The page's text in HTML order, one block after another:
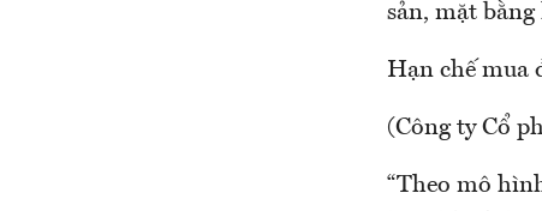
sản, mặt bằng
Hạn chế mua
(Công ty Cổ
“Theo mô